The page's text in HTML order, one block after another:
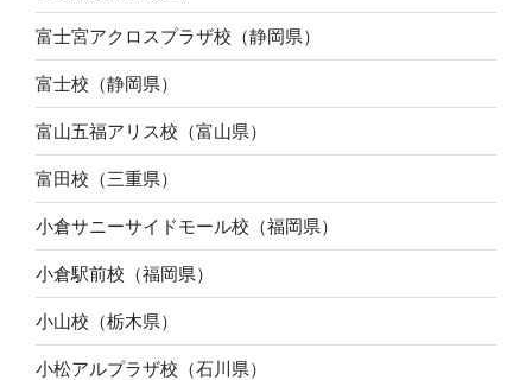
富士宮アクロスプラザ校（静岡県）
富士校（静岡県）
富山五福アリス校（富山県）
富田校（三重県）
小倉サニーサイドモール校（福岡県）
小倉駅前校（福岡県）
小山校（栃木県）
小松アルプラザ校（石川県）